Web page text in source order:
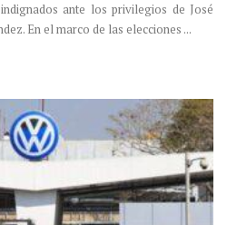
ante los privilegios de José
En el marco de las elecciones ...